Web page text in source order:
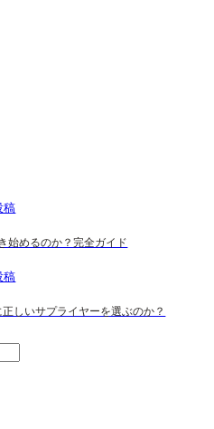
稿
始めるのか？完全ガイド
稿
しいサプライヤーを選ぶのか？